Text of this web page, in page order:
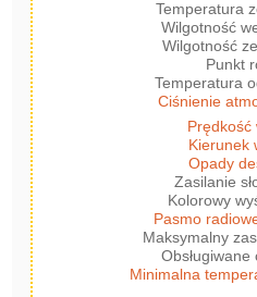
Temperatura
Wilgotność
Wilgotność
Punkt
Temperatura
Ciśnienie
Prędkość
Kierunek
Opady
Zasilanie
Kolorowy
Pasmo
Maksymalny
Obsługiwane
Minimalna